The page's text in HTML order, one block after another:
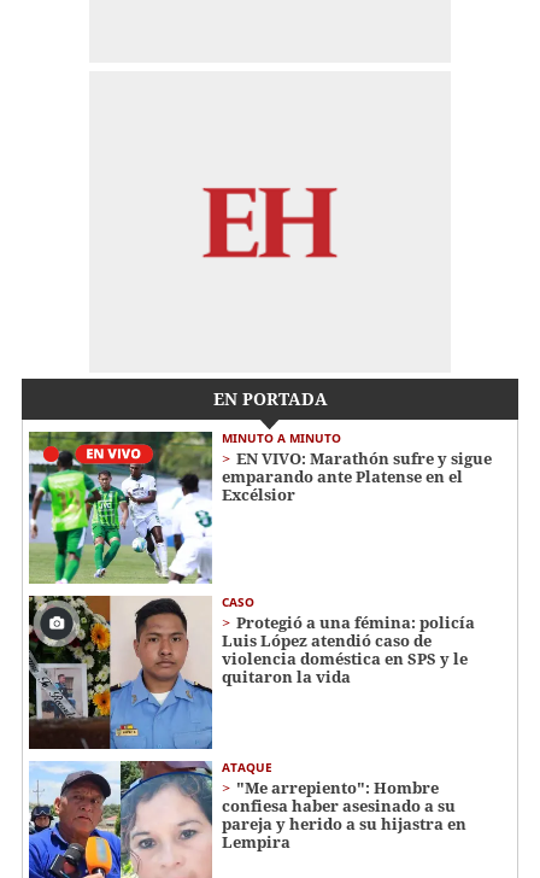
EN PORTADA
MINUTO A MINUTO
EN VIVO: Marathón sufre y sigue
emparando ante Platense en el
Excélsior
CASO
Protegió a una fémina: policía
Luis López atendió caso de
violencia doméstica en SPS y le
quitaron la vida
ATAQUE
"Me arrepiento": Hombre
confiesa haber asesinado a su
pareja y herido a su hijastra en
Lempira